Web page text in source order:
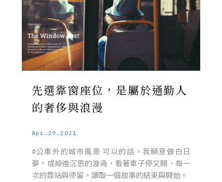
先選靠窗座位，是屬於通勤人
的奢侈與浪漫
Apr.29.2021
#公車外的城市風景 可以的話，我願意做白日
夢，或掉進沉思的漩渦，看著車子停又開、每一
次的靠站與停留，讀取一個故事的結束與開始。